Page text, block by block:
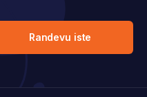
Randevu iste